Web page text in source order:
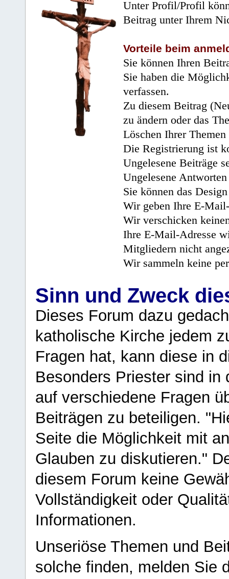
Unter Profil/Profil
Beitrag unter Ihrem
Vorteile beim
Sie können Ihren
Sie haben die
verfassen.
Zu diesem Beitrag
zu ändern oder das
Löschen Ihrer
Die Registrierung ist
Ungelesene Beiträge
Ungelesene
Sie können das
Wir geben Ihre E-
Wir verschicken
Ihre E-Mail-Adresse
Mitgliedern nicht
Wir sammeln keine
Sinn und Zweck
Dieses Forum dazu
katholische Kirche jedem
Fragen hat, kann diese in
Besonders Priester sind in
auf verschiedene Fragen
Beiträgen zu beteiligen.
Seite die Möglichkeit mit
Glauben zu diskutieren."
diesem Forum keine
Vollständigkeit oder
Informationen.
Unseriöse Themen und
solche finden, melden Sie